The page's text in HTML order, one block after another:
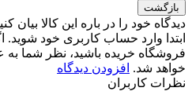
بازگشت
دیدگاه خود را در باره این کالا بیان
ابتدا وارد حساب کاربری خود شوید.
فروشگاه خریده باشید، نظر شما
خواهد شد. افزودن دیدگاه
نظرات کاربران